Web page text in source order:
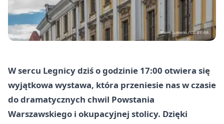
W sercu Legnicy dziś o godzinie 17:00 otwiera się
wyjątkowa wystawa, która przeniesie nas w czasie
do dramatycznych chwil Powstania
Warszawskiego i okupacyjnej stolicy. Dzięki